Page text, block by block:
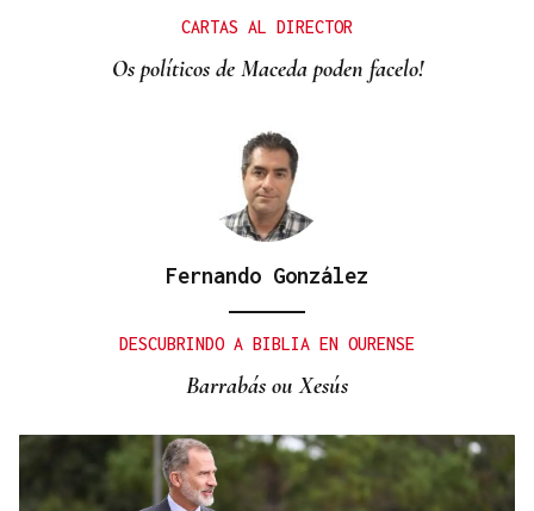
Vídeo | Se desata un incendio forestal en una
CARTAS AL DIRECTOR
Os políticos de Maceda poden facelo!
Fernando González
DESCUBRINDO A BIBLIA EN OURENSE
Barrabás ou Xesús